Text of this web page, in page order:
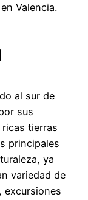
Valencia.
al sur de
sus
tierras
principales
ya
variedad de
excursiones